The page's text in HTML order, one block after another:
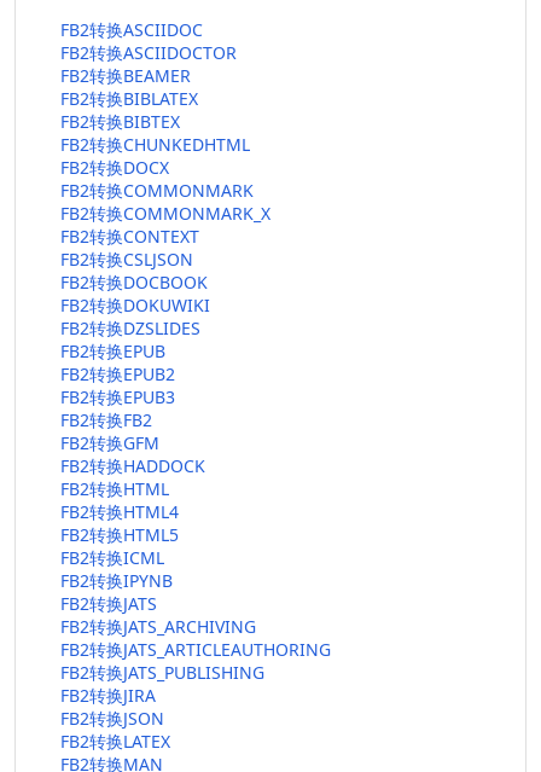
FB2转换ASCIIDOC
FB2转换ASCIIDOCTOR
FB2转换BEAMER
FB2转换BIBLATEX
FB2转换BIBTEX
FB2转换CHUNKEDHTML
FB2转换DOCX
FB2转换COMMONMARK
FB2转换COMMONMARK_X
FB2转换CONTEXT
FB2转换CSLJSON
FB2转换DOCBOOK
FB2转换DOKUWIKI
FB2转换DZSLIDES
FB2转换EPUB
FB2转换EPUB2
FB2转换EPUB3
FB2转换FB2
FB2转换GFM
FB2转换HADDOCK
FB2转换HTML
FB2转换HTML4
FB2转换HTML5
FB2转换ICML
FB2转换IPYNB
FB2转换JATS
FB2转换JATS_ARCHIVING
FB2转换JATS_ARTICLEAUTHORING
FB2转换JATS_PUBLISHING
FB2转换JIRA
FB2转换JSON
FB2转换LATEX
FB2转换MAN